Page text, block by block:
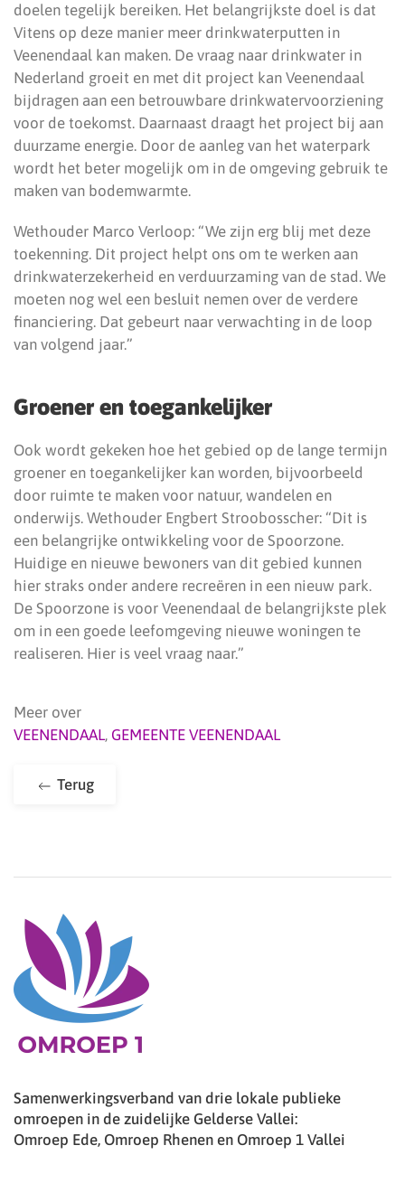
doelen tegelijk bereiken. Het belangrijkste doel is dat
Vitens op deze manier meer drinkwaterputten in
Veenendaal kan maken. De vraag naar drinkwater in
Nederland groeit en met dit project kan Veenendaal
bijdragen aan een betrouwbare drinkwatervoorziening
voor de toekomst. Daarnaast draagt het project bij aan
duurzame energie. Door de aanleg van het waterpark
wordt het beter mogelijk om in de omgeving gebruik te
maken van bodemwarmte.
Wethouder Marco Verloop: “We zijn erg blij met deze
toekenning. Dit project helpt ons om te werken aan
drinkwaterzekerheid en verduurzaming van de stad. We
moeten nog wel een besluit nemen over de verdere
financiering. Dat gebeurt naar verwachting in de loop
van volgend jaar.”
Groener en toegankelijker
Ook wordt gekeken hoe het gebied op de lange termijn
groener en toegankelijker kan worden, bijvoorbeeld
door ruimte te maken voor natuur, wandelen en
onderwijs. Wethouder Engbert Stroobosscher: “Dit is
een belangrijke ontwikkeling voor de Spoorzone.
Huidige en nieuwe bewoners van dit gebied kunnen
hier straks onder andere recreëren in een nieuw park.
De Spoorzone is voor Veenendaal de belangrijkste plek
om in een goede leefomgeving nieuwe woningen te
realiseren. Hier is veel vraag naar.”
Meer over
VEENENDAAL, GEMEENTE VEENENDAAL
Terug
Samenwerkingsverband van drie lokale publieke
omroepen in de zuidelijke Gelderse Vallei:
Omroep Ede, Omroep Rhenen en Omroep 1 Vallei